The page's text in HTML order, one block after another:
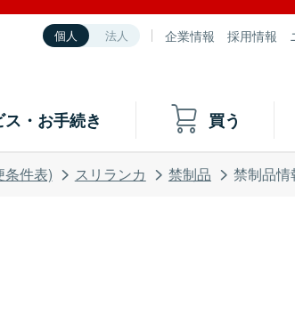
個人 法人 企業情報 採用情報
・お手続き 買う
条件表) スリランカ 禁制品 禁制品情